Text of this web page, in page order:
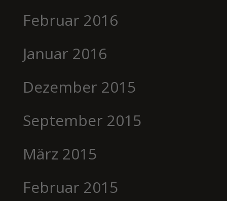
Februar 2016
Januar 2016
Dezember 2015
September 2015
März 2015
Februar 2015